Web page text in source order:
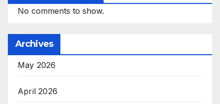
No comments to show.
Archives
May 2026
April 2026